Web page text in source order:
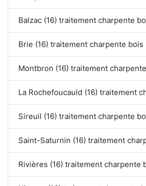
Balzac (16) traitement charpente
Brie (16) traitement charpente bois
Montbron (16) traitement
La Rochefoucauld (16) traitement
Sireuil (16) traitement charpente
Saint-Saturnin (16) traitement
Rivières (16) traitement charpente